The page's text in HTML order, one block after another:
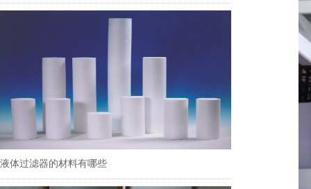
液体过滤器的材料有哪些